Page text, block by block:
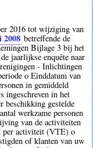
2016 tot wijziging van
betreffende de
Bijlage 3 bij het
jaarlijkse enquête naar
- Inlichtingen
o Einddatum van
in gemiddeld
ingeschreven in het
beschikking gestelde
werkzame personen
van de activiteiten
per activiteit (VTE) o
of klanten van uw